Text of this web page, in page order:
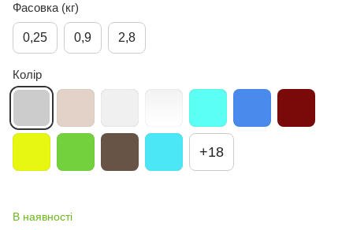
Фасовка (кг)
0,25 0,9 2,8
Колір
+18
В наявності